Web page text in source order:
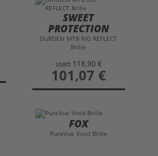
SWEET
PROTECTION
DURDEN MTB RIG REFLECT
Brille
statt 118,90 €
preis
101,07 €
FOX
PureVue Vivid Brille